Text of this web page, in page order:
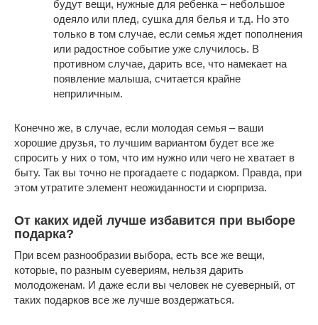
будут вещи, нужные для ребенка – небольшое
одеяло или плед, сушка для белья и т.д. Но это
только в том случае, если семья ждет пополнения
или радостное событие уже случилось. В
противном случае, дарить все, что намекает на
появление малыша, считается крайне
неприличным.
Конечно же, в случае, если молодая семья – ваши
хорошие друзья, то лучшим вариантом будет все же
спросить у них о том, что им нужно или чего не хватает в
быту. Так вы точно не прогадаете с подарком. Правда, при
этом утратите элемент неожиданности и сюрприза.
От каких идей лучше избавится при выборе
подарка?
При всем разнообразии выбора, есть все же вещи,
которые, по разным суевериям, нельзя дарить
молодоженам. И даже если вы человек не суеверный, от
таких подарков все же лучше воздержаться.